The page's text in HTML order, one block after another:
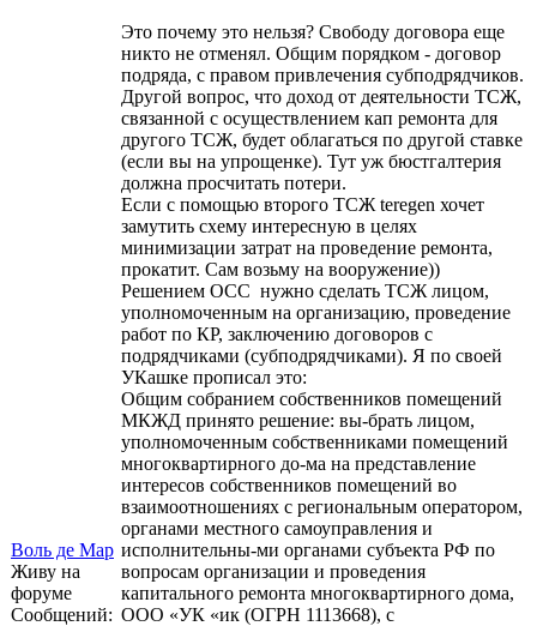
Воль де Мар
Живу на
форуме
Сообщений:
Это почему это нельзя? Свободу договора еще
никто не отменял. Общим порядком - договор
подряда, с правом привлечения субподрядчиков.
Другой вопрос, что доход от деятельности ТСЖ,
связанной с осуществлением кап ремонта для
другого ТСЖ, будет облагаться по другой ставке
(если вы на упрощенке). Тут уж бюстгалтерия
должна просчитать потери.
Если с помощью второго ТСЖ teregen хочет
замутить схему интересную в целях
минимизации затрат на проведение ремонта,
прокатит. Сам возьму на вооружение))
Решением ОСС нужно сделать ТСЖ лицом,
уполномоченным на организацию, проведение
работ по КР, заключению договоров с
подрядчиками (субподрядчиками). Я по своей
УКашке прописал это:
Общим собранием собственников помещений
МКЖД принято решение: вы-брать лицом,
уполномоченным собственниками помещений
многоквартирного до-ма на представление
интересов собственников помещений во
взаимоотношениях с региональным оператором,
органами местного самоуправления и
исполнительны-ми органами субъекта РФ по
вопросам организации и проведения
капитального ремонта многоквартирного дома,
ООО «УК «ик (ОГРН 1113668), с